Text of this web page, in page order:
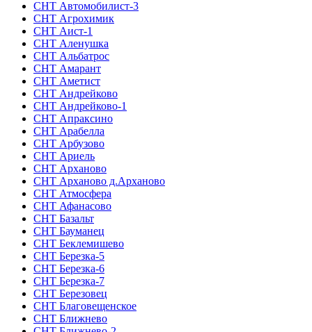
СНТ Автомобилист-3
СНТ Агрохимик
СНТ Аист-1
СНТ Аленушка
СНТ Альбатрос
СНТ Амарант
СНТ Аметист
СНТ Андрейково
СНТ Андрейково-1
СНТ Апраксино
СНТ Арабелла
СНТ Арбузово
СНТ Ариель
СНТ Арханово
СНТ Арханово д.Арханово
СНТ Атмосфера
СНТ Афанасово
СНТ Базальт
СНТ Бауманец
СНТ Беклемишево
СНТ Березка-5
СНТ Березка-6
СНТ Березка-7
СНТ Березовец
СНТ Благовещенское
СНТ Ближнево